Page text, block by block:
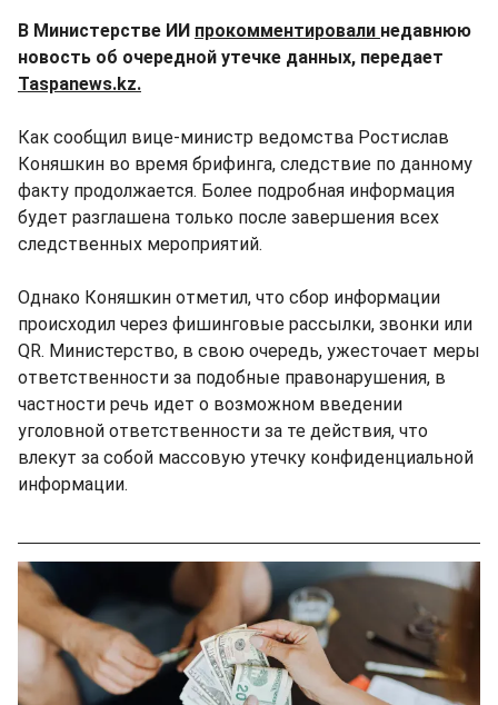
В Министерстве ИИ прокомментировали недавнюю
новость об очередной утечке данных, передает
Taspanews.kz.
Как сообщил вице-министр ведомства Ростислав
Коняшкин во время брифинга, следствие по данному
факту продолжается. Более подробная информация
будет разглашена только после завершения всех
следственных мероприятий.
Однако Коняшкин отметил, что сбор информации
происходил через фишинговые рассылки, звонки или
QR. Министерство, в свою очередь, ужесточает меры
ответственности за подобные правонарушения, в
частности речь идет о возможном введении
уголовной ответственности за те действия, что
влекут за собой массовую утечку конфиденциальной
информации.